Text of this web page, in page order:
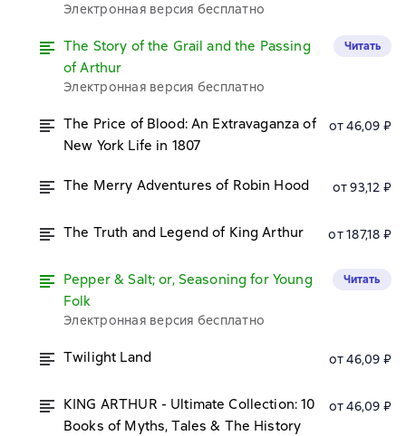
Электронная версия бесплатно
The Story of the Grail and the Passing
of Arthur
Электронная версия бесплатно
Читать
The Price of Blood: An Extravaganza of
New York Life in 1807
от 46,09 ₽
The Merry Adventures of Robin Hood от 93,12 ₽
The Truth and Legend of King Arthur от 187,18 ₽
Pepper & Salt; or, Seasoning for Young
Folk
Электронная версия бесплатно
Читать
Twilight Land от 46,09 ₽
KING ARTHUR - Ultimate Collection: 10
Books of Myths, Tales & The History
от 46,09 ₽